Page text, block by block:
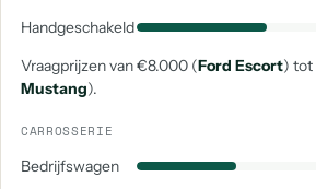
Handgeschakeld
Vraagprijzen van €8.000 (Ford Escort) tot
Mustang).
CARROSSERIE
Bedrijfswagen